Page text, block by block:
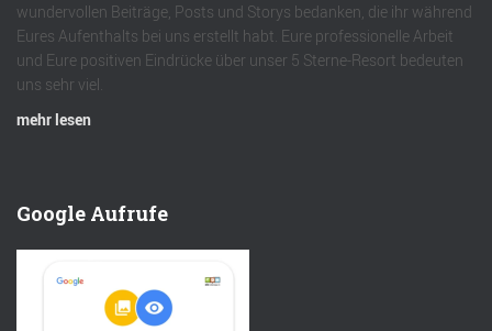
wundervollen Beiträge, Posts und Storys bedanken, die ihr während
Eures Aufenthalts bei uns erstellt habt. Eure professionelle Arbeit
und Eure positiven Eindrücke über unser 5 Sterne-Resort bedeuten
uns sehr viel.
mehr lesen
Google Aufrufe